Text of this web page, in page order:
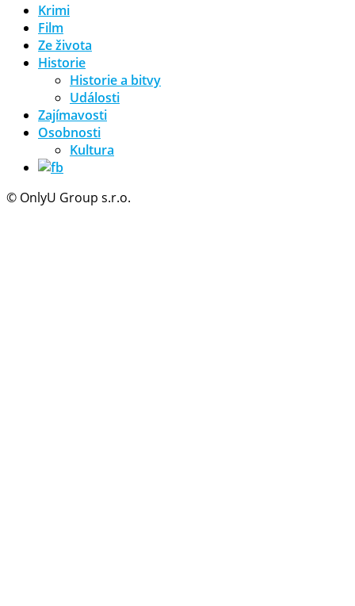
Krimi
Film
Ze života
Historie
Historie a bitvy
Události
Zajímavosti
Osobnosti
Kultura
© OnlyU Group s.r.o.